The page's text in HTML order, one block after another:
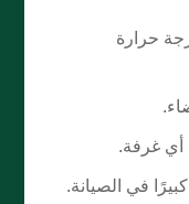
حرارة
غرفة.
في الصيانة.